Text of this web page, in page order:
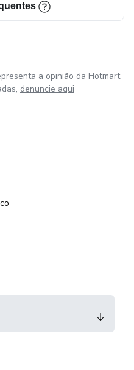
a opinião da Hotmart.
denuncie aqui